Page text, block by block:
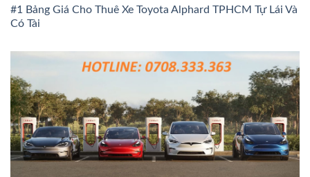
#1 Bảng Giá Cho Thuê Xe Toyota Alphard TPHCM Tự Lái Và
Có Tài